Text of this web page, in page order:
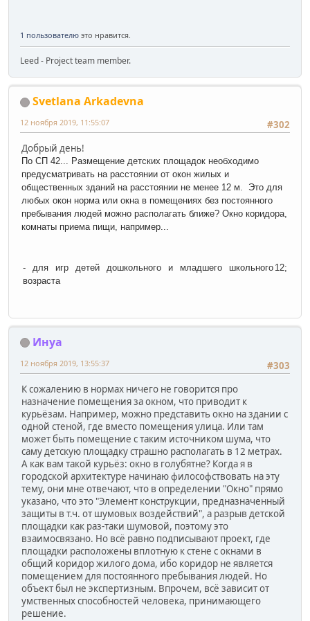
1 пользователю это нравится.
Leed - Project team member.
Svetlana Arkadevna
#302
12 ноября 2019, 11:55:07
Добрый день!
По СП 42... Размещение детских площадок необходимо
предусматривать на расстоянии от окон жилых и
общественных зданий на расстоянии не менее 12 м. Это для
любых окон норма или окна в помещениях без постоянного
пребывания людей можно располагать ближе? Окно коридора,
комнаты приема пищи, например...
- для игр детей дошкольного и младшего школьного
возраста
12;
Инуа
#303
12 ноября 2019, 13:55:37
К сожалению в нормах ничего не говорится про
назначение помещения за окном, что приводит к
курьёзам. Например, можно представить окно на здании с
одной стеной, где вместо помещения улица. Или там
может быть помещение с таким источником шума, что
саму детскую площадку страшно располагать в 12 метрах.
А как вам такой курьёз: окно в голубятне? Когда я в
городской архитектуре начинаю философствовать на эту
тему, они мне отвечают, что в определении "Окно" прямо
указано, что это "Элемент конструкции, предназначенный
защиты в т.ч. от шумовых воздействий", а разрыв детской
площадки как раз-таки шумовой, поэтому это
взаимосвязано. Но всё равно подписывают проект, где
площадки расположены вплотную к стене с окнами в
общий коридор жилого дома, ибо коридор не является
помещением для постоянного пребывания людей. Но
объект был не экспертизным. Впрочем, всё зависит от
умственных способностей человека, принимающего
решение.